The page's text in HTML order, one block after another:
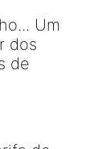
Um
dos
de